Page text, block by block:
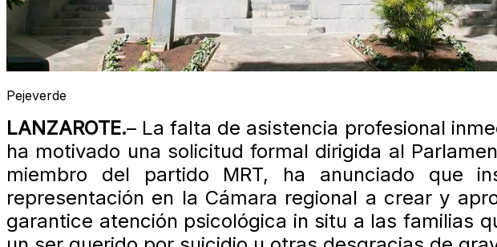
Pejeverde
LANZAROTE.– La falta de asistencia profesional
ha motivado una solicitud formal dirigida al
miembro del partido MRT, ha anunciado que
representación en la Cámara regional a crear y
garantice atención psicológica in situ a las familias